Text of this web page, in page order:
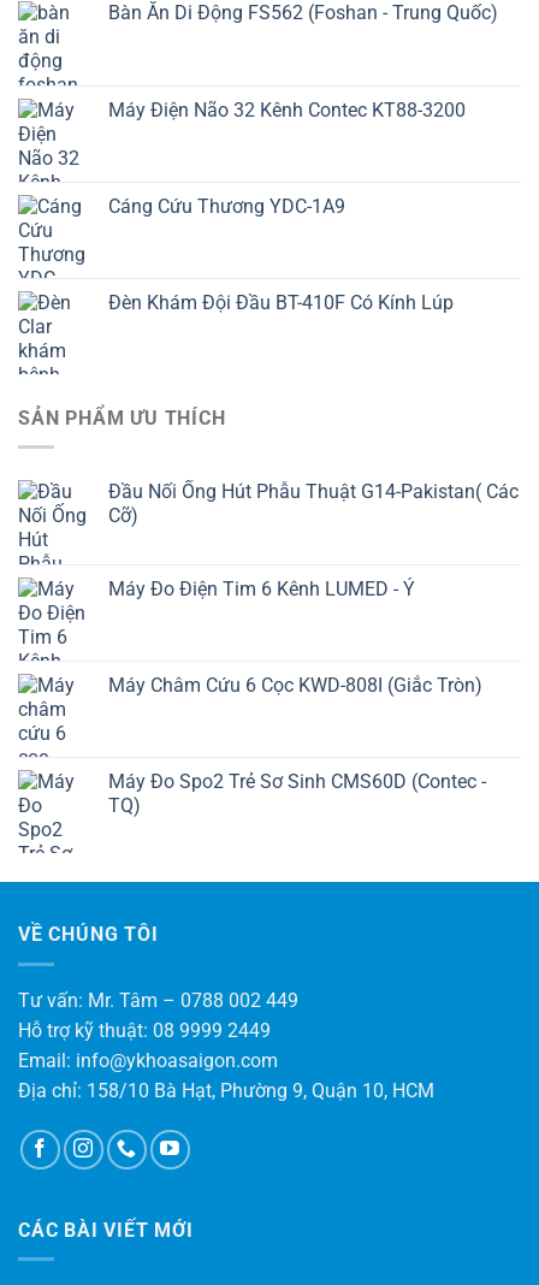
Bàn Ăn Di Động FS562 (Foshan - Trung Quốc)
Máy Điện Não 32 Kênh Contec KT88-3200
Cáng Cứu Thương YDC-1A9
Đèn Khám Đội Đầu BT-410F Có Kính Lúp
SẢN PHẨM ƯU THÍCH
Đầu Nối Ống Hút Phẫu Thuật G14-Pakistan( Các
Cỡ)
Máy Đo Điện Tim 6 Kênh LUMED - Ý
Máy Châm Cứu 6 Cọc KWD-808I (Giắc Tròn)
Máy Đo Spo2 Trẻ Sơ Sinh CMS60D (Contec -
TQ)
VỀ CHÚNG TÔI
Tư vấn: Mr. Tâm – 0788 002 449
Hỗ trợ kỹ thuật: 08 9999 2449
Email: info@ykhoasaigon.com
Địa chỉ: 158/10 Bà Hạt, Phường 9, Quận 10, HCM
CÁC BÀI VIẾT MỚI